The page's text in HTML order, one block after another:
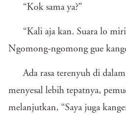
“Kok sama ya?”
“Kali aja kan. Suara lo
Ngomong-ngomong gue
Ada rasa terenyuh di
menyesal lebih tepatnya,
melanjutkan, “Saya juga